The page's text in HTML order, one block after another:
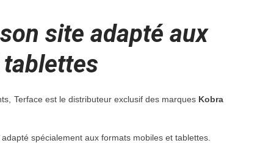
site adapté aux
Terface est le distributeur exclusif des marques Kobra
spécialement aux formats mobiles et tablettes.